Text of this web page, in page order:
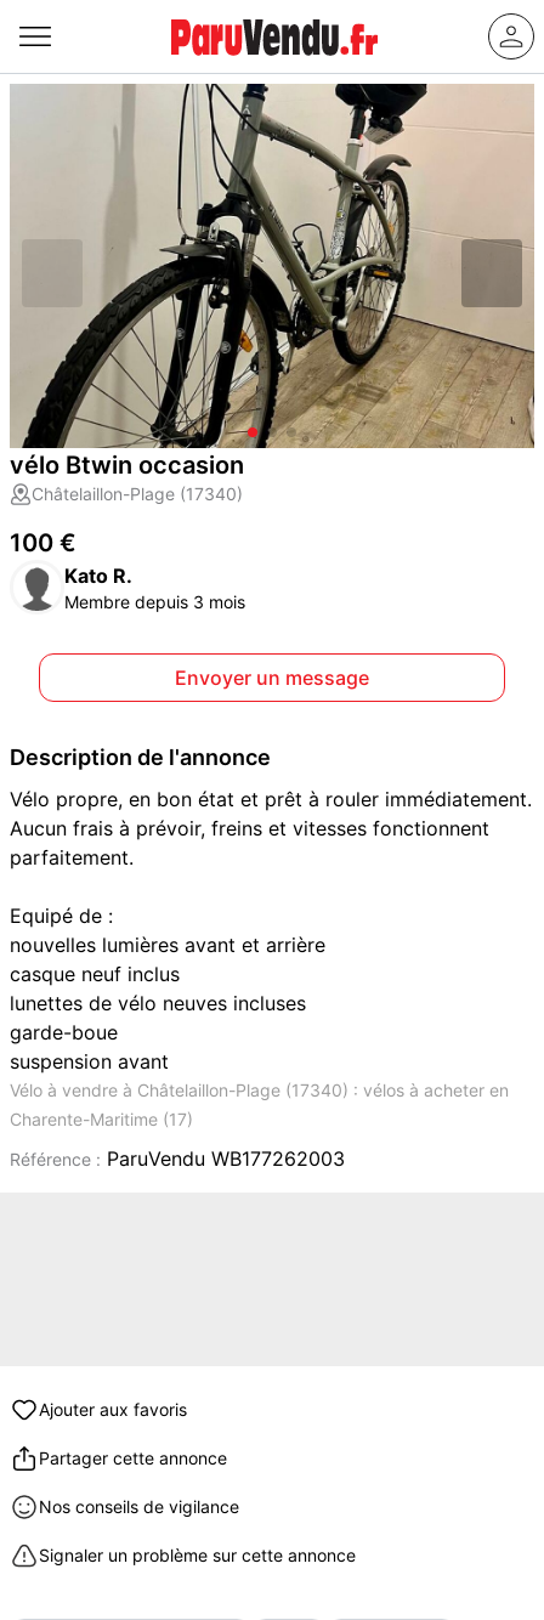
vélo Btwin occasion
Châtelaillon-Plage (17340)
100 €
Kato R.
Membre depuis 3 mois
Envoyer un message
Description de l'annonce
Vélo propre, en bon état et prêt à rouler immédiatement.
Aucun frais à prévoir, freins et vitesses fonctionnent
parfaitement.
Equipé de :
nouvelles lumières avant et arrière
casque neuf inclus
lunettes de vélo neuves incluses
garde-boue
suspension avant
Vélo à vendre à Châtelaillon-Plage (17340) : vélos à acheter en
Charente-Maritime (17)
Référence : ParuVendu WB177262003
Ajouter aux favoris
Partager cette annonce
Nos conseils de vigilance
Signaler un problème sur cette annonce